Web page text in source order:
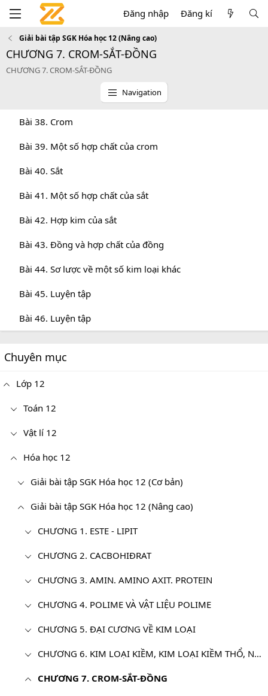
Đăng nhập Đăng kí
Giải bài tập SGK Hóa học 12 (Nâng cao)
CHƯƠNG 7. CROM-SẮT-ĐỒNG
CHƯƠNG 7. CROM-SẮT-ĐỒNG
Navigation
Bài 38. Crom
Bài 39. Một số hợp chất của crom
Bài 40. Sắt
Bài 41. Một số hợp chất của sắt
Bài 42. Hợp kim của sắt
Bài 43. Đồng và hợp chất của đồng
Bài 44. Sơ lược về một số kim loại khác
Bài 45. Luyện tập
Bài 46. Luyện tập
Chuyên mục
Lớp 12
Toán 12
Vật lí 12
Hóa học 12
Giải bài tập SGK Hóa học 12 (Cơ bản)
Giải bài tập SGK Hóa học 12 (Nâng cao)
CHƯƠNG 1. ESTE - LIPIT
CHƯƠNG 2. CACBOHIĐRAT
CHƯƠNG 3. AMIN. AMINO AXIT. PROTEIN
CHƯƠNG 4. POLIME VÀ VẬT LIỆU POLIME
CHƯƠNG 5. ĐẠI CƯƠNG VỀ KIM LOẠI
CHƯƠNG 6. KIM LOẠI KIỀM, KIM LOẠI KIỀM THỔ, NHÔM
CHƯƠNG 7. CROM-SẮT-ĐỒNG